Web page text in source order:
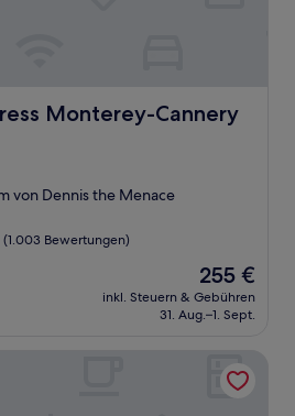
Monterey-Cannery
Cannery Row by IHG
von Dennis the Menace
(1.003 Bewertungen)
Der
Preis
beträgt
255 €
inkl. Steuern & Gebühren
31. Aug.–1. Sept.